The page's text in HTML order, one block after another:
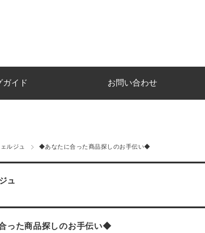
ガイド お問い合わせ
ルジュ ◆あなたに合った商品探しのお手伝い◆
ュ
った商品探しのお手伝い◆